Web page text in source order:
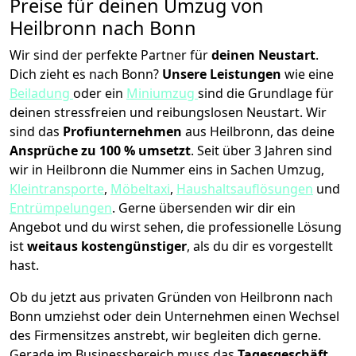
Preise für deinen Umzug von
Heilbronn nach Bonn
Wir sind der perfekte Partner fürdeinen Neustart.
Dich zieht es nach Bonn? Unsere Leistungen wie eine
Beiladung oder ein Miniumzug sind die Grundlage für
deinen stressfreien und reibungslosen Neustart. Wir
sind das Profiunternehmen aus Heilbronn, das deine
Ansprüche zu 100 % umsetzt. Seit über 3 Jahren sind
wir in Heilbronn die Nummer eins in Sachen Umzug,
Kleintransporte, Möbeltaxi, Haushaltsauflösungen und
Entrümpelungen. Gerne übersenden wir dir ein
Angebot und du wirst sehen, die professionelle Lösung
istweitaus kostengünstiger, als du dir es vorgestellt
hast.
Ob du jetzt aus privaten Gründen von Heilbronn nach
Bonn umziehst oder dein Unternehmen einen Wechsel
des Firmensitzes anstrebt, wir begleiten dich gerne.